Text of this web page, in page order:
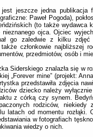
jeszcze jedna publikacja
Paweł Pogoda),
(to także wydawca
nieznanego ojca. Ojciec
go zaledwie z kilku zdjęć
członkowie najbliższej
przedmiotów, osób i
Siderskiego znalazła się w
„Forever mine” (projekt:
przedstawiła zdjęcia
dziecko należy
z córką czy synem.
rodziców, niekiedy
latach od momentu
w fotografiach
wiedzy o nich.